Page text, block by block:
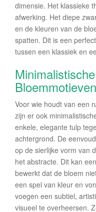
dimensie. Het klassieke
afwerking. Het diepe
en de kleuren van de
spatten. Dit is een
tussen een klassiek en
Bloemmotieven
Voor wie houdt van een
zijn er ook
enkele, elegante tulp
achtergrond. De
op de sierlijke vorm van
het abstracte. Dit kan
bewerkt dat de bloem
een spel van kleur en
voegen een subtiel,
visueel te overheersen.